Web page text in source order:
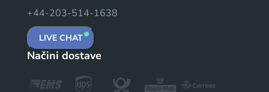
+44-203-514-1638
LIVE CHAT
Načini dostave